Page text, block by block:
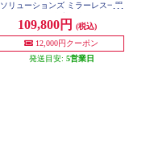
ソリューションズ ミラーレス一眼
シルバー E-P7-EZWZK-SLV
109,800円
(税込)
12,000円クーポン
発送目安: 5営業日